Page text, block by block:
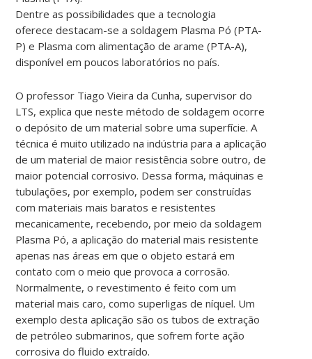
Dentre as possibilidades que a tecnologia
oferece destacam-se a soldagem Plasma Pó (PTA-
P) e Plasma com alimentação de arame (PTA-A),
disponível em poucos laboratórios no país.
O professor Tiago Vieira da Cunha, supervisor do
LTS, explica que neste método de soldagem ocorre
o depósito de um material sobre uma superfície. A
técnica é muito utilizado na indústria para a aplicação
de um material de maior resistência sobre outro, de
maior potencial corrosivo. Dessa forma, máquinas e
tubulações, por exemplo, podem ser construídas
com materiais mais baratos e resistentes
mecanicamente, recebendo, por meio da soldagem
Plasma Pó, a aplicação do material mais resistente
apenas nas áreas em que o objeto estará em
contato com o meio que provoca a corrosão.
Normalmente, o revestimento é feito com um
material mais caro, como superligas de níquel. Um
exemplo desta aplicação são os tubos de extração
de petróleo submarinos, que sofrem forte ação
corrosiva do fluido extraído.